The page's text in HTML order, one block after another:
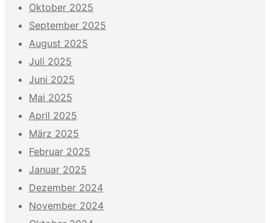
Oktober 2025
September 2025
August 2025
Juli 2025
Juni 2025
Mai 2025
April 2025
März 2025
Februar 2025
Januar 2025
Dezember 2024
November 2024